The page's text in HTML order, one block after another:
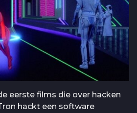
eerste films die over hacken
hackt een software